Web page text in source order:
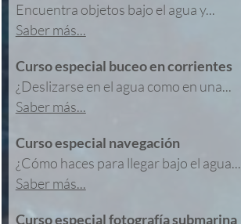
Encuentra objetos bajo el agua y...
Saber más...
Curso especial buceo en corrientes
¿Deslizarse en el agua como en una...
Saber más...
Curso especial navegación
¿Cómo haces para llegar bajo el agua...
Saber más...
Curso especial fotografía submarina